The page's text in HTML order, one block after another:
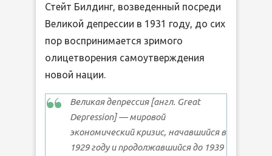
Стейт Билдинг, возведенный посреди
Великой депрессии в 1931 году, до сих
пор воспринимается зримого
олицетворения самоутверждения
новой нации.
Великая депрессия [англ. Great
Depression] — мировой
экономический кризис, начавшийся в
1929 году и продолжавшийся до 1939